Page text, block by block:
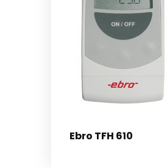
Ebro TFH 610